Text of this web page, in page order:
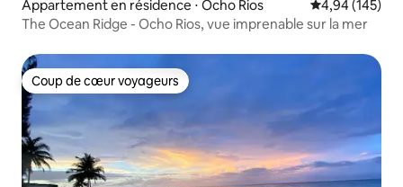
Appartement en résidence ⋅ Ocho Rios Évaluation
4,94 (145)
The Ocean Ridge - Ocho Rios, vue imprenable sur la mer
Coup de cœur voyageurs
Coup de cœur voyageurs